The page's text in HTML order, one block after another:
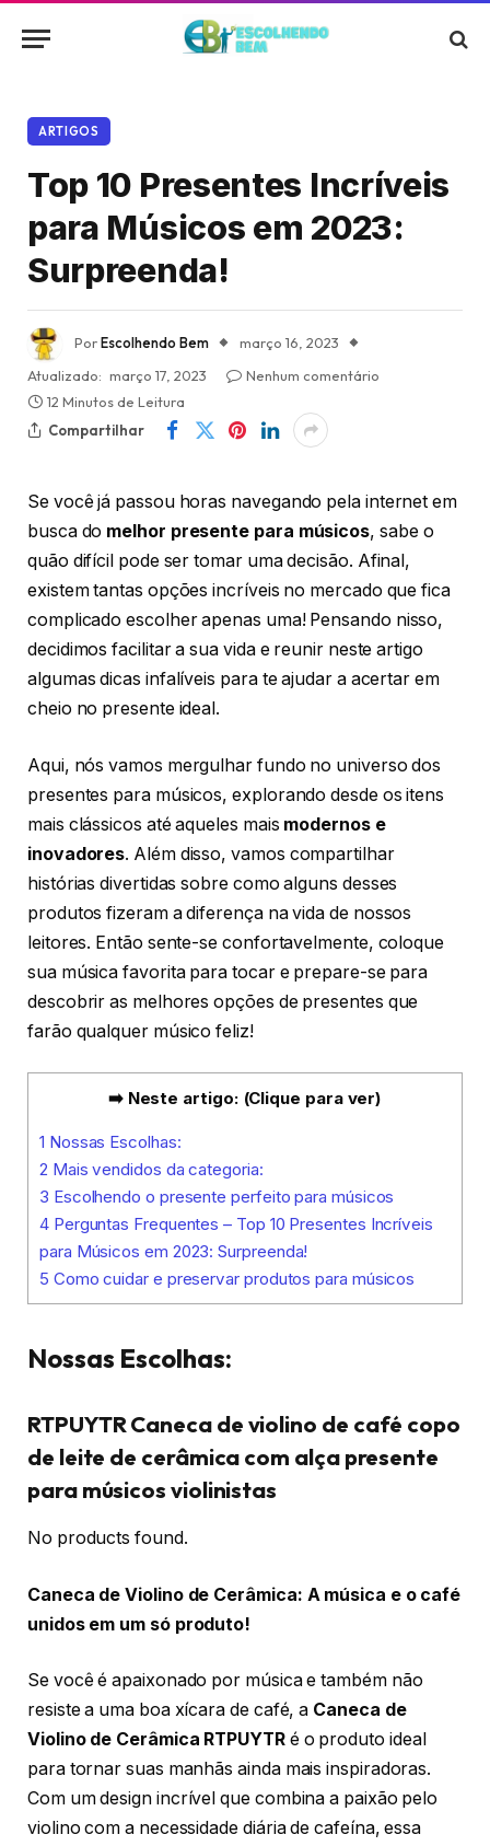
ARTIGOS
Top 10 Presentes Incríveis
para Músicos em 2023:
Surpreenda!
PorEscolhendo Bem
março 16, 2023
Atualizado: março 17, 2023
Nenhum comentário
12 Minutos de Leitura
Compartilhar
Se você já passou horas navegando pela internet em
busca do melhor presente para músicos, sabe o
quão difícil pode ser tomar uma decisão. Afinal,
existem tantas opções incríveis no mercado que fica
complicado escolher apenas uma! Pensando nisso,
decidimos facilitar a sua vida e reunir neste artigo
algumas dicas infalíveis para te ajudar a acertar em
cheio no presente ideal.
Aqui, nós vamos mergulhar fundo no universo dos
presentes para músicos, explorando desde os itens
mais clássicos até aqueles mais modernos e
inovadores. Além disso, vamos compartilhar
histórias divertidas sobre como alguns desses
produtos fizeram a diferença na vida de nossos
leitores. Então sente-se confortavelmente, coloque
sua música favorita para tocar e prepare-se para
descobrir as melhores opções de presentes que
farão qualquer músico feliz!
➡️ Neste artigo: (Clique para ver)
1 Nossas Escolhas:
2 Mais vendidos da categoria:
3 Escolhendo o presente perfeito para músicos
4Perguntas Frequentes – Top 10 Presentes Incríveis
para Músicos em 2023: Surpreenda!
5 Como cuidar e preservar produtos para músicos
Nossas Escolhas:
RTPUYTR Caneca de violino de café copo
de leite de cerâmica com alça presente
para músicos violinistas
No products found.
Caneca de Violino de Cerâmica: A música e o café
unidos em um só produto!
Se você é apaixonado por música e também não
resiste a uma boa xícara de café, a Caneca de
Violino de Cerâmica RTPUYTRé o produto ideal
para tornar suas manhãs ainda mais inspiradoras.
Com um design incrível que combina a paixão pelo
violino com a necessidade diária de cafeína, essa